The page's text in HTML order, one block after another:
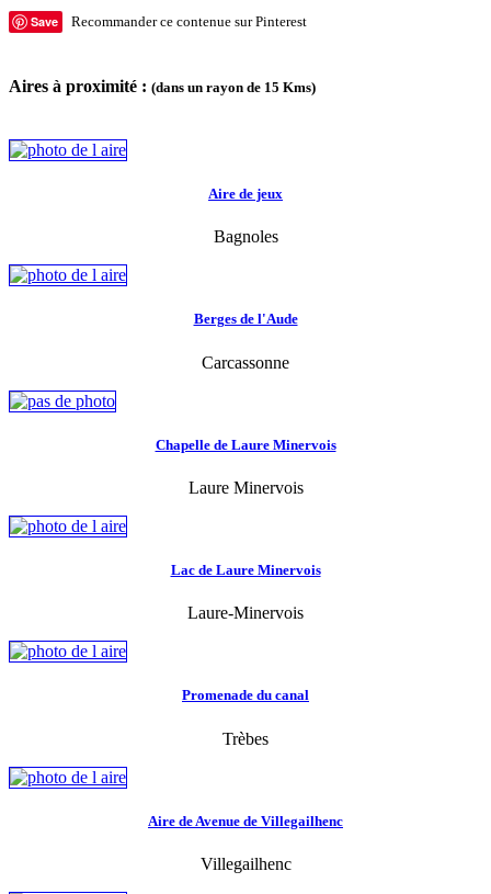
Save Recommander ce contenue sur Pinterest
Aires à proximité : (dans un rayon de 15 Kms)
Aire de jeux
Bagnoles
Berges de l'Aude
Carcassonne
Chapelle de Laure Minervois
Laure Minervois
Lac de Laure Minervois
Laure-Minervois
Promenade du canal
Trèbes
Aire de Avenue de Villegailhenc
Villegailhenc